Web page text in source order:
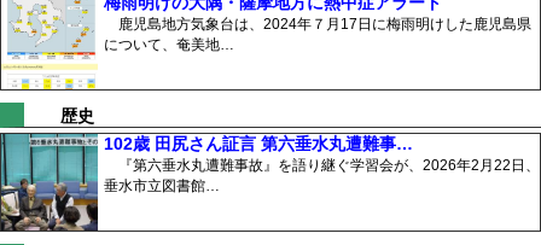
鹿児島地方気象台は、2024年７月17日に梅雨明けした鹿児島県
について、奄美地…
歴史
102歳 田尻さん証言 第六垂水丸遭難事…
『第六垂水丸遭難事故』を語り継ぐ学習会が、2026年2月22日、
垂水市立図書館…